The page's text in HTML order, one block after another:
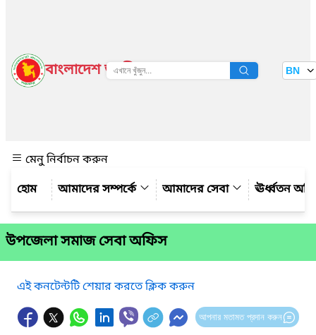
বাংলাদেশ জাতীয় তথ্য বাতায়ন BN
মেনু নির্বাচন করুন
আমাদের সম্পর্কে
আমাদের সেবা ঊর্ধ্বতন
উপজেলা সমাজ সেবা অফিস
এই কনটেন্টটি শেয়ার করতে ক্লিক করুন
আপনার মতামত প্রদান করুন